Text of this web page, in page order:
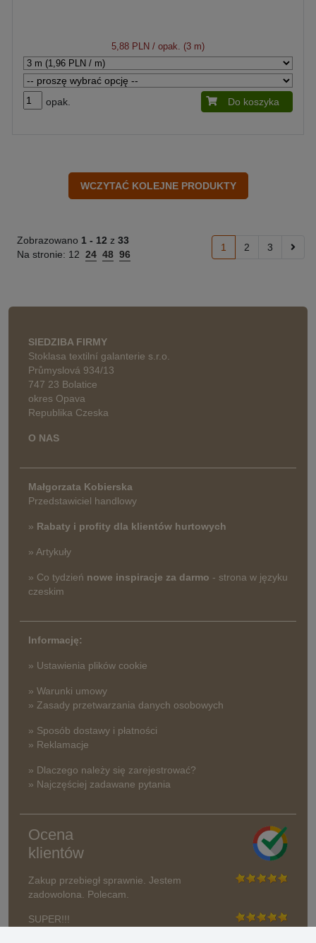
5,88 PLN / opak. (3 m)
opak. Do koszyka
Zobrazowano 1 - 12 z 33
Na stronie: 12 24 48 96
1 2 3
SIEDZIBA FIRMY
Stoklasa textilní galanterie s.r.o.
Průmyslová 934/13
747 23 Bolatice
okres Opava
Republika Czeska
O NAS
Małgorzata Kobierska
Przedstawiciel handlowy
» Rabaty i profity dla klientów hurtowych
» Artykuły
» Co tydzień nowe inspiracje za darmo - strona w języku
czeskim
Informację:
» Ustawienia plików cookie
» Warunki umowy
» Zasady przetwarzania danych osobowych
» Sposób dostawy i płatności
» Reklamacje
» Dlaczego należy się zarejestrować?
» Najczęściej zadawane pytania
Ocena
klientów
Zakup przebiegł sprawnie. Jestem
zadowolona. Polecam.
SUPER!!!